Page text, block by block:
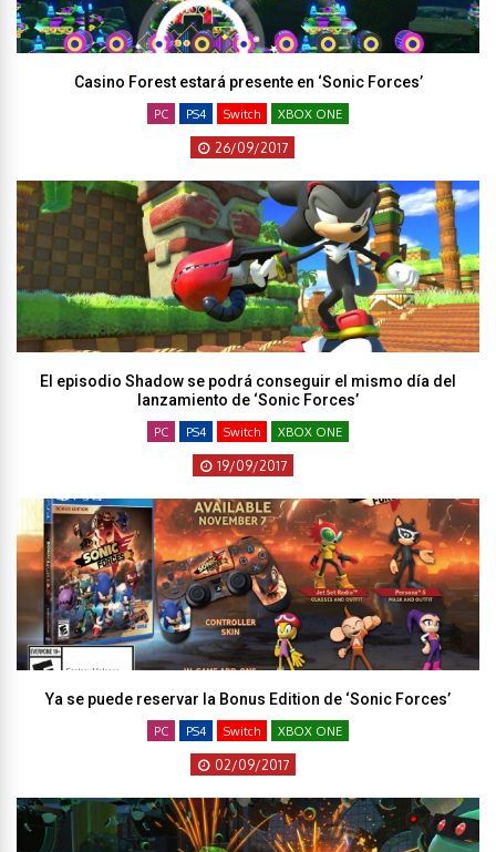
Casino Forest estará presente en ‘Sonic Forces’
PC PS4 Switch XBOX ONE
26/09/2017
El episodio Shadow se podrá conseguir el mismo día del
lanzamiento de ‘Sonic Forces’
PC PS4 Switch XBOX ONE
19/09/2017
Ya se puede reservar la Bonus Edition de ‘Sonic Forces’
PC PS4 Switch XBOX ONE
02/09/2017